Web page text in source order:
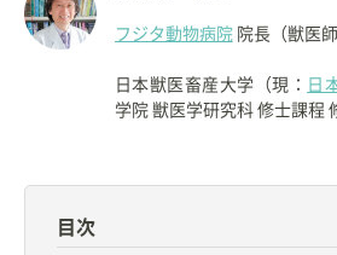
フジタ動物病院院長（獣医師
日本獣医畜産大学（現： 日
学院 獣医学研究科 修士課程
る。
目次